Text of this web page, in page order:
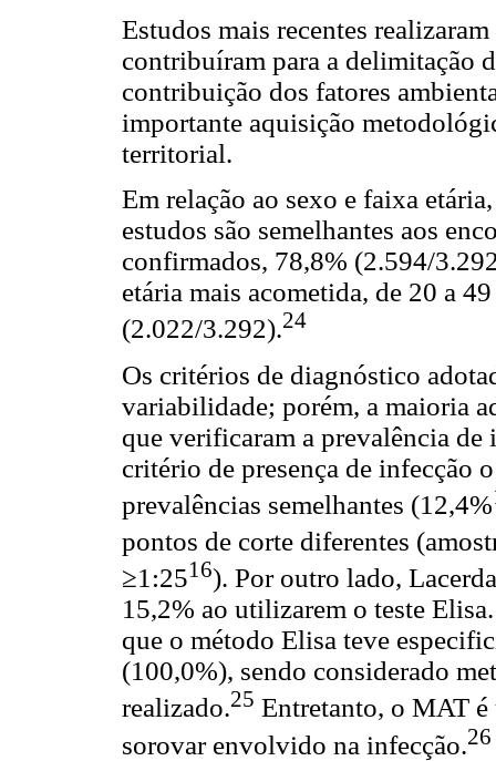
Estudos mais recentes
contribuíram para a delimitação
contribuição dos fatores
importante aquisição
territorial.
Em relação ao sexo e faixa
estudos são semelhantes aos
confirmados, 78,8% (2.594/
etária mais acometida, de 20 a
(2.022/3.292).24
Os critérios de diagnóstico
variabilidade; porém, a maioria
que verificaram a prevalência de
critério de presença de infecção
prevalências semelhantes (12,4%
pontos de corte diferentes
≥1:2516). Por outro lado,
15,2% ao utilizarem o teste
que o método Elisa teve
(100,0%), sendo considerado
realizado.25 Entretanto, o MAT
sorovar envolvido na infecção.26